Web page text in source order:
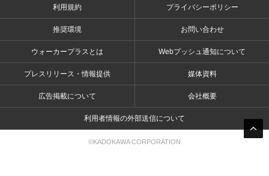
利用規約 プライバシーポリシー
推奨環境 お問い合わせ
ウォーカープラスとは Webプッシュ通知について
プレスリリース・情報提供 媒体資料
広告掲載について 会社概要
利用者情報の外部送信について
©KADOKAWA CORPORATION